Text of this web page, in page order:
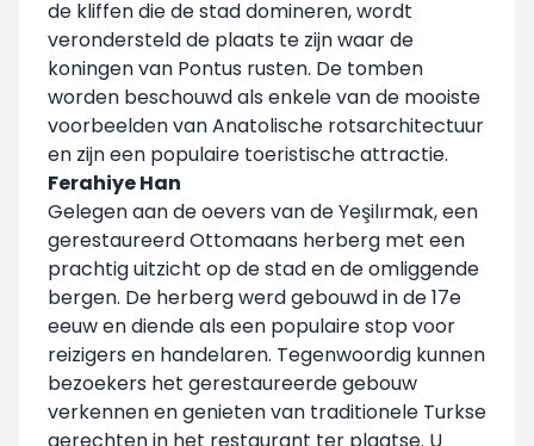
de kliffen die de stad domineren, wordt
verondersteld de plaats te zijn waar de
koningen van Pontus rusten. De tomben
worden beschouwd als enkele van de mooiste
voorbeelden van Anatolische rotsarchitectuur
en zijn een populaire toeristische attractie.
Ferahiye Han
Gelegen aan de oevers van de Yeşilırmak, een
gerestaureerd Ottomaans herberg met een
prachtig uitzicht op de stad en de omliggende
bergen. De herberg werd gebouwd in de 17e
eeuw en diende als een populaire stop voor
reizigers en handelaren. Tegenwoordig kunnen
bezoekers het gerestaureerde gebouw
verkennen en genieten van traditionele Turkse
gerechten in het restaurant ter plaatse. U